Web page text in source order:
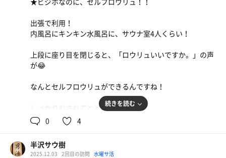
出張で利用！
内風呂にキンキン水風呂に、サウナ室4人くらい！
上段に座り目を閉じると、「ロウリュいいですか。」の声
が😂
なんとセルフロウリュができるんですね！
しっかりむされてととのいました。
なんせ、清潔感◎で気持ちよかった♨
続きを読む
0 4
半沢サウ樹
2025.12.03 2回目の訪問 水曜サ活